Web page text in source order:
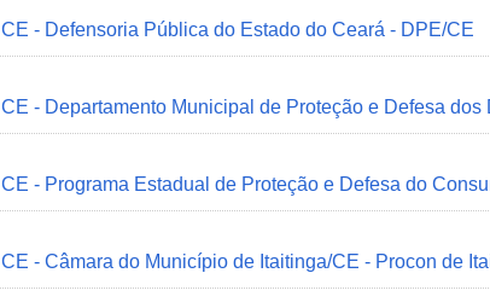
CE - Defensoria Pública do Estado do Ceará - DPE/CE
CE - Departamento Municipal de Proteção e Defesa
CE - Programa Estadual de Proteção e Defesa do
CE - Câmara do Município de Itaitinga/CE - Procon de